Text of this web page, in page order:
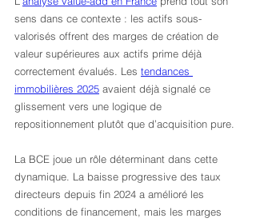
sens dans ce contexte : les actifs sous-
valorisés offrent des marges de création de
valeur supérieures aux actifs prime déjà
correctement évalués. Les tendances
immobilières 2025 avaient déjà signalé ce
glissement vers une logique de
repositionnement plutôt que d’acquisition pure.
La BCE joue un rôle déterminant dans cette
dynamique. La baisse progressive des taux
directeurs depuis fin 2024 a amélioré les
conditions de financement, mais les marges